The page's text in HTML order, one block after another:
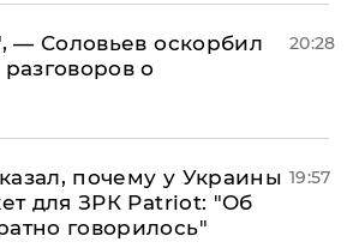
— Соловьев оскорбил
о
20:28
почему у Украины
для ЗРК Patriot: "Об
говорилось"
19:57